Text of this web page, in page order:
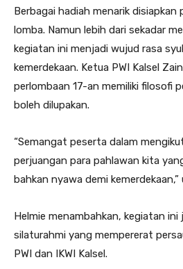
Berbagai hadiah menarik
lomba. Namun lebih dari sekadar
kegiatan ini menjadi wujud rasa
kemerdekaan. Ketua PWI Kalsel
perlombaan 17-an memiliki filosofi
boleh dilupakan.
“Semangat peserta dalam
perjuangan para pahlawan kita
bahkan nyawa demi kemerdekaan,”
Helmie menambahkan, kegiatan
silaturahmi yang mempererat
PWI dan IKWI Kalsel.